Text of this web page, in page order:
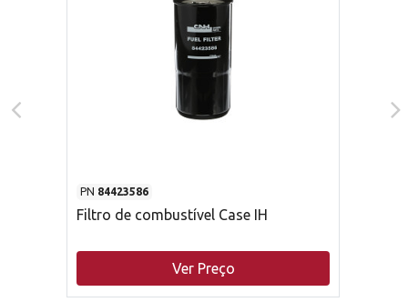
PN 84423586
Filtro de combustível Case IH
Ver Preço